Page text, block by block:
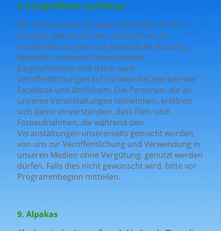
8. Fotografieren und filmen
Wir freuen, wenn Sie viele Aufnahmen für Ihre
privaten Zwecke machen. Aufnahmen für
Veröffentlichungen und gewerbliche Nutzung
bedürfen unserem Einverständnis.
Eingeschlossen sind dabei auch
Veröffentlichungen auf sozialen Netzwerken wie
Facebook und ähnlichem. Die Personen, die an
unseren Veranstaltungen teilnehmen, erklären
sich damit einverstanden, dass Film- und
Fotoaufnahmen, die während den
Veranstaltungen unsererseits gemacht wurden,
von uns zur Veröffentlichung und Verwendung in
unseren Medien ohne Vergütung, genutzt werden
dürfen. Falls dies nicht gewünscht wird, bitte vor
Programmbeginn mitteilen.
9. Alpakas